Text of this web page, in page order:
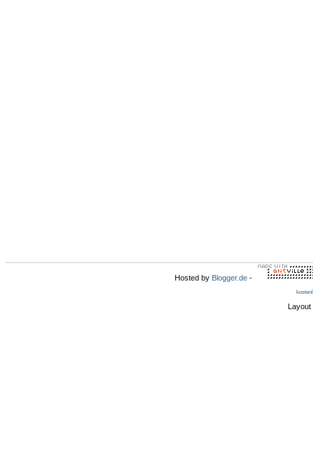
Hosted by Blogger.de -